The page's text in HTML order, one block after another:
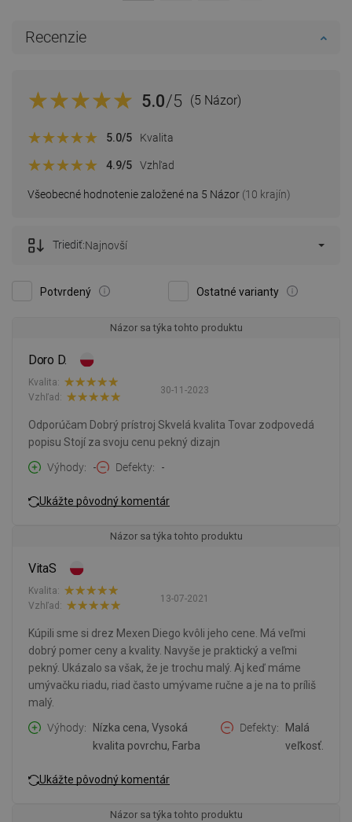
Recenzie
5.0/5 (5 Názor)
Všeobecné hodnotenie založené na 5 Názor (10 krajín)
5.0/5 Kvalita
4.9/5 Vzhľad
Potvrdený Ostatné varianty
Triediť:Najnovší
Názor sa týka tohto produktu
Doro D.
30-11-2023
Kvalita:
Vzhľad:
Odporúčam Dobrý prístroj Skvelá kvalita Tovar zodpovedá
popisu Stojí za svoju cenu pekný dizajn
Výhody
- Defekty -
Ukážte pôvodný komentár
Názor sa týka tohto produktu
VitaS
13-07-2021
Kvalita:
Vzhľad:
Kúpili sme si drez Mexen Diego kvôli jeho cene. Má veľmi
dobrý pomer ceny a kvality. Navyše je praktický a veľmi
pekný. Ukázalo sa však, že je trochu malý. Aj keď máme
umývačku riadu, riad často umývame ručne a je na to príliš
malý.
Výhody
Nízka cena, Vysoká
kvalita povrchu, Farba
Defekty
Malá
veľkosť.
Ukážte pôvodný komentár
Názor sa týka tohto produktu